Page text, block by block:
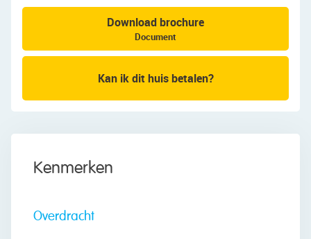
Indeling van de woning:
Via de ruime, zonnige voortuin bereik je de
voordeur en garage van de woning. Na
Middels de tweede hal bereik je een toiletruimte
trap met verlichting en de woonkamer. In de hal
en de woonkamer ligt een donkergrijze tegelvloer
Download brochure
Document
Kan ik dit huis betalen?
Kenmerken
Overdracht